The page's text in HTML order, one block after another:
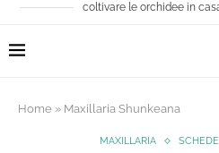
coltivare le orchidee in
Home » Maxillaria Shunkeana
MAXILLARIA